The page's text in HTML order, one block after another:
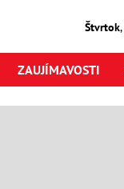
Štvrtok,
ZAUJÍMAVOSTI